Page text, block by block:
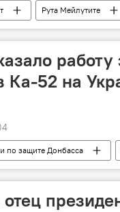
Рута Мейлутите
работу
Ка-52 на
по защите Донбасса
РФ
отец